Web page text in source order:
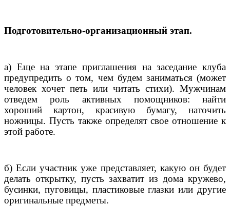
Подготовительно-организационный этап.
а) Еще на этапе приглашения на заседание клуба
предупредить о том, чем будем заниматься (может
человек хочет петь или читать стихи). Мужчинам
отведем роль активных помощников: найти
хороший картон, красивую бумагу, наточить
ножницы. Пусть также определят свое отношение к
этой работе.
б) Если участник уже представляет, какую он будет
делать открытку, пусть захватит из дома кружево,
бусинки, пуговицы, пластиковые глазки или другие
оригинальные предметы.